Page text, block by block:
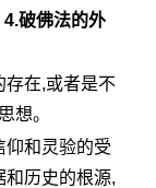
破佛法的外
存在,或者是不
想。
仰和灵验的受
和历史的根源,